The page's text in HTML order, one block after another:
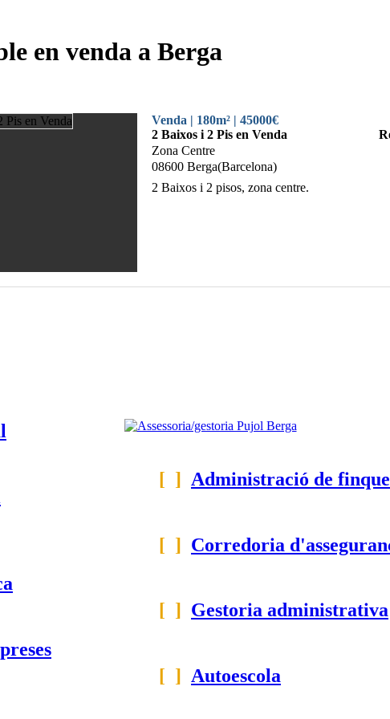
en venda a Berga
Venda | 180m² | 45000€
2 Baixos i 2 Pis en Venda
Zona Centre
08600 Berga(Barcelona)
2 Baixos i 2 pisos, zona centre.
[ ] Administració de
[ ] Corredoria
[ ] Gestoria administrativa
[ ] Autoescola